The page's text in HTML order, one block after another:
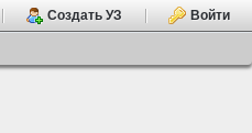
Создать УЗ Войти